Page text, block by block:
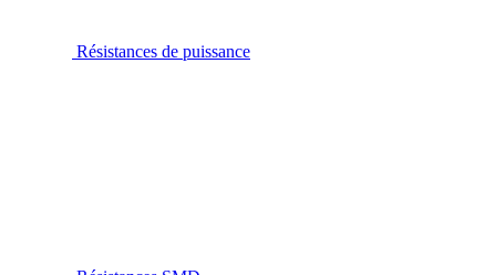
Résistances de puissance